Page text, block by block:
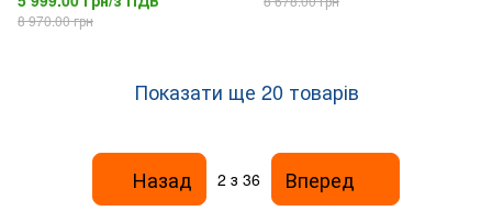
8 970.00 грн
Показати ще 20 товарів
Назад 2 з 36 Вперед